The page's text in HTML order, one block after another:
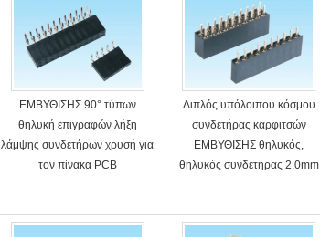
ΕΜΒΥΘΙΣΗΣ 90° τύπων
θηλυκή επιγραφών λήξη
λάμψης συνδετήρων χρυσή για
τον πίνακα PCB
Διπλός υπόλοιπου κόσμου
συνδετήρας καρφιτσών
ΕΜΒΥΘΙΣΗΣ θηλυκός,
θηλυκός συνδετήρας 2.0mm